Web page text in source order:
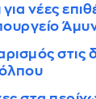
νέες
στις